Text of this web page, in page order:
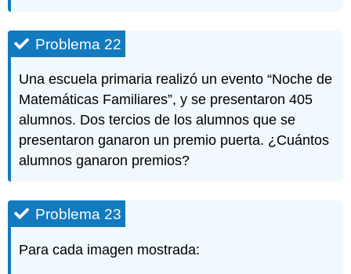
Problema 22
Una escuela primaria realizó un evento “Noche de
Matemáticas Familiares”, y se presentaron 405
alumnos. Dos tercios de los alumnos que se
presentaron ganaron un premio puerta. ¿Cuántos
alumnos ganaron premios?
Problema 23
Para cada imagen mostrada: